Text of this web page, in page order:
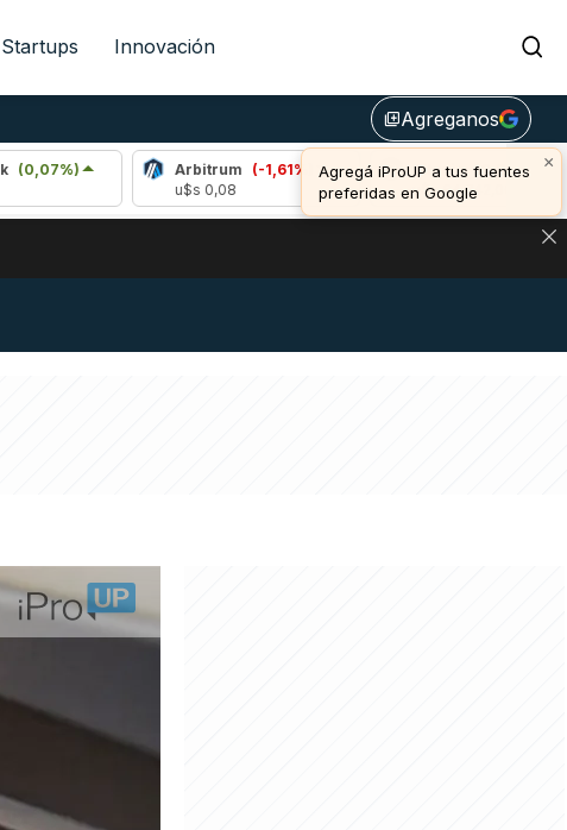
Startups Innovación
library_addAgreganos
×
Agregá iProUP a tus fuentes
preferidas en Google
Arbitrum (-1,61%)
Bitcoin
(0,98%)
u$s 64.742,00
DE BITCOIN Y ESTA SEÑAL DEFINE LOS PRECIOS DE